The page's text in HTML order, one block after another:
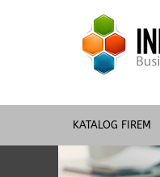
KATALOG FIREM